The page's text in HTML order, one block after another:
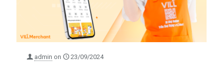
admin on 23/09/2024